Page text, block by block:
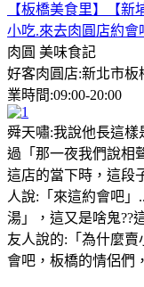
【板橋美食里】【
小吃.來去肉圓店約會
肉圓 美味食記
好客肉圓店:新北市板
業時間:09:00-20:00
舜天嘯:我說他長這樣
過「那一夜我們說相
這店的當下時，這段
人說:「來這約會吧」
湯」，這又是啥鬼??
友人說的:「為什麼
會吧，板橋的情侶們